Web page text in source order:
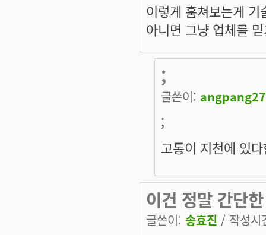
이렇게 훔쳐보는게
아니면 그냥 업체를
;
글쓴이: angpang27
;
고통이 지천에 있
이건 정말 간단한
글쓴이: 송효진 / 작성